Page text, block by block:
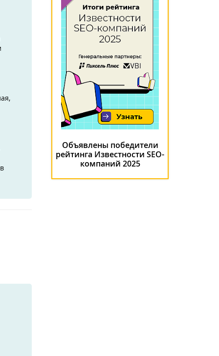
Объявлены победители
рейтинга Известности SEO-
компаний 2025